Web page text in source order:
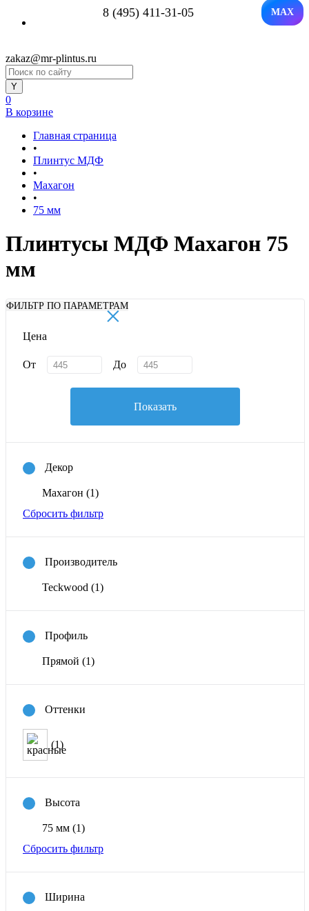
8 (495) 411-31-05 MAX
zakaz@mr-plintus.ru
0
В корзине
Главная страница
•
Плинтус МДФ
•
Махагон
•
75 мм
Плинтусы МДФ Махагон 75
мм
ФИЛЬТР ПО ПАРАМЕТРАМ
×
Цена
От До
Показать
Декор
Махагон (1)
Сбросить фильтр
Производитель
Teckwood (1)
Профиль
Прямой (1)
Оттенки
(1)
Высота
75 мм (1)
Сбросить фильтр
Ширина